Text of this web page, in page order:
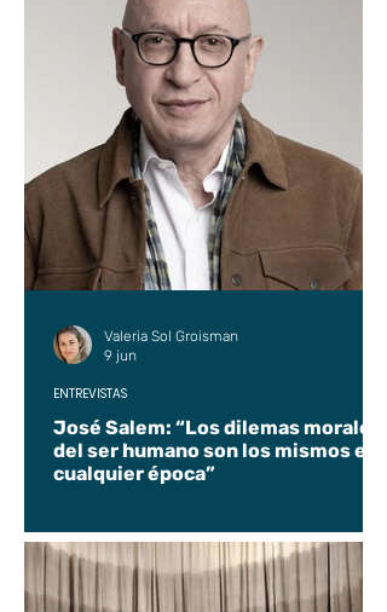
José Salem: “Los dilemas morales
del ser humano son los mismos en
cualquier época”
ENTREVISTAS
Valeria Sol Groisman
9 jun